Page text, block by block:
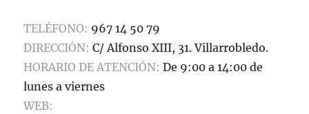
TELÉFONO: 967 14 50 79
DIRECCIÓN: C/ Alfonso XIII, 31. Villarrobledo.
HORARIO DE ATENCIÓN: De 9:00 a 14:00 de
lunes a viernes
WEB: